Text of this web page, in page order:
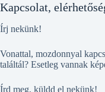
Kapcsolat,
Írj nekünk!
Vonattal, mozdonnyal
találtál? Esetleg vannak
Írd meg, küldd el nekünk!